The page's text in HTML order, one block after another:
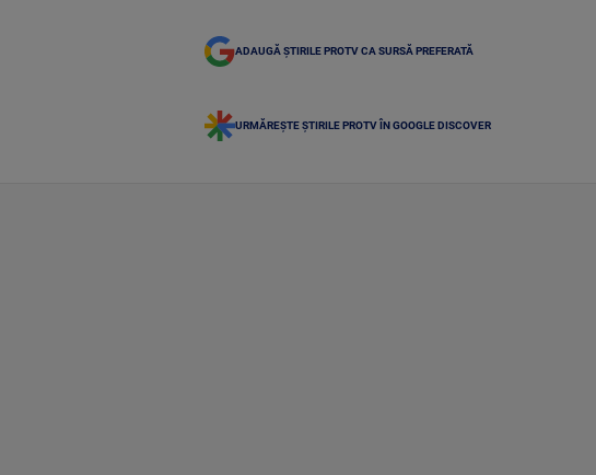
ADAUGĂ ȘTIRILE PROTV CA SURSĂ PREFERATĂ
URMĂREȘTE ȘTIRILE PROTV ÎN GOOGLE DISCOVER